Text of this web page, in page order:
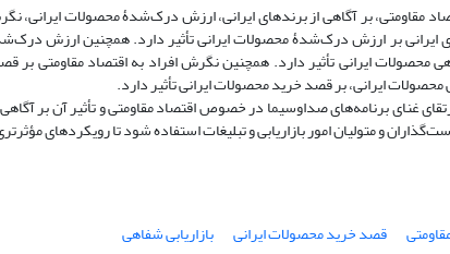
مقاومتی، بر آگاهی از برندهای ایرانی، ارزش درک‌شدۀ محصولات ایرانی،
ایرانی بر ارزش درک‌شدۀ محصولات ایرانی تأثیر دارد. همچنین ارزش
محصولات ایرانی تأثیر دارد. همچنین نگرش افراد به اقتصاد مقاومتی بر
محصولات ایرانی، بر قصد خرید محصولات ایرانی تأثیر دارد.
غنای برنامه‌های صداوسیما در خصوص اقتصاد مقاومتی و تأثیر آن بر
و متولیان امور بازاریابی و تبلیغات استفاده شود تا رویکردهای
قصد خرید محصولات ایرانی
بازاریابی شفاهی